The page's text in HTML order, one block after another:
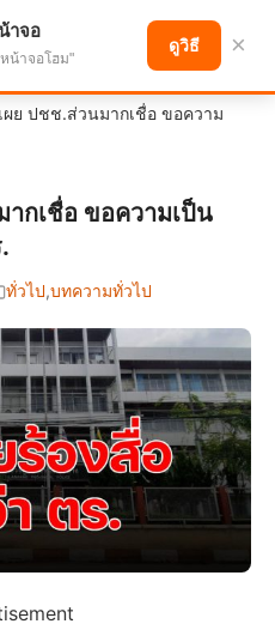
าวหน้า
ผย ปชช.ส่วนมากเชื่อ ขอความ
กเชื่อ ขอความเป็น
ทั่วไป,บทความทั่วไป
าจอ
น้าจอโฮม"
ดูวิธี ×